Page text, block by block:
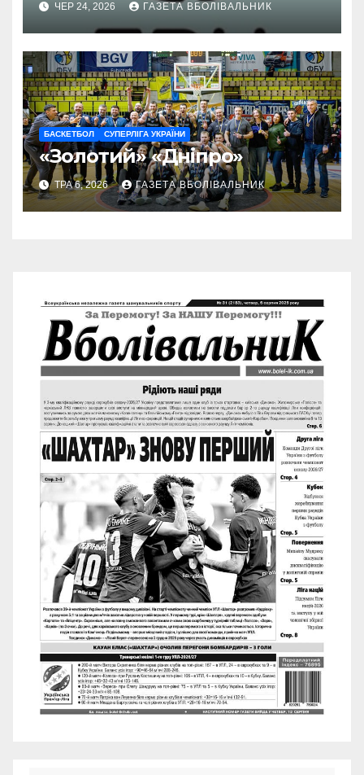
ЧЕР 24, 2026 ГАЗЕТА ВБОЛІВАЛЬНИК
БАСКЕТБОЛ СУПЕРЛІГА УКРАЇНИ
«Золотий» «Дніпро»
ТРА 6, 2026 ГАЗЕТА ВБОЛІВАЛЬНИК